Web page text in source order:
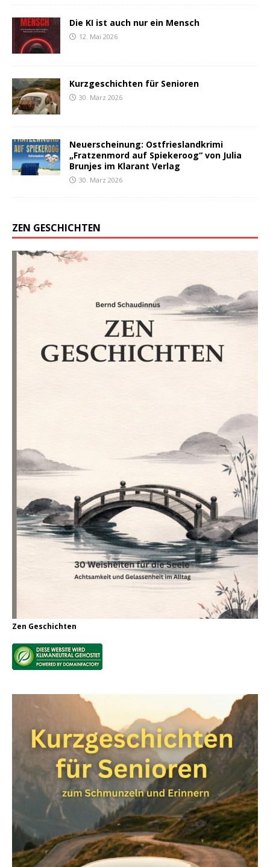
Die KI ist auch nur ein Mensch
12. Mai 2026
Kurzgeschichten für Senioren
30. März 2026
Neuerscheinung: Ostfrieslandkrimi
„Fratzenmord auf Spiekeroog“ von Julia
Brunjes im Klarant Verlag
30. März 2026
ZEN GESCHICHTEN
Zen Geschichten